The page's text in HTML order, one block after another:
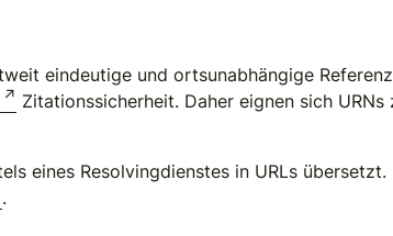
eindeutige und ortsunabhängige
Zitationssicherheit. Daher eignen sich
eines Resolvingdienstes in URLs
.